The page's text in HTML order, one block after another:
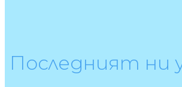
Последният ни